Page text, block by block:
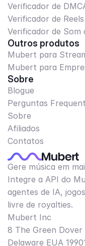
Verificador de
Verificador de
Verificador de Som
Outros produtos
Mubert para
Mubert para
Sobre
Blogue
Perguntas
Sobre
Afiliados
Contatos
Gere música em
Integre a API do
agentes de IA,
livre de royalties.
Mubert Inc
8 The Green Dover
Delaware EUA